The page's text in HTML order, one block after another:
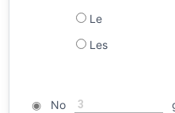
Le
Les
◉No 3